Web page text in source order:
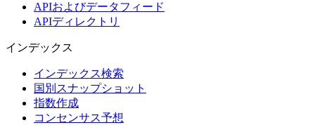
APIおよびデータフィード
APIディレクトリ
インデックス
インデックス検索
国別スナップショット
指数作成
コンセンサス予想